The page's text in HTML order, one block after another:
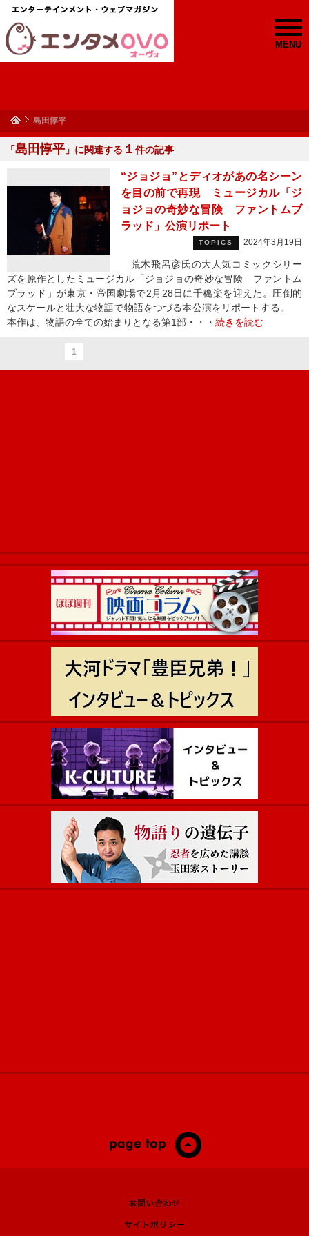
MENU
島田惇平
「島田惇平 」に関連する １ 件の記事
“ジョジョ”とディオがあの名シーン
を目の前で再現 ミュージカル「ジ
ョジョの奇妙な冒険 ファントムブ
ラッド」公演リポート
TOPICS 2024年3月19日
荒木飛呂彦氏の大人気コミックシリー
ズを原作としたミュージカル「ジョジョの奇妙な冒険 ファントム
ブラッド」が東京・帝国劇場で2月28日に千穐楽を迎えた。圧倒的
なスケールと壮大な物語で物語をつづる本公演をリポートする。
本作は、物語の全ての始まりとなる第1部・・・ 続きを読む
1